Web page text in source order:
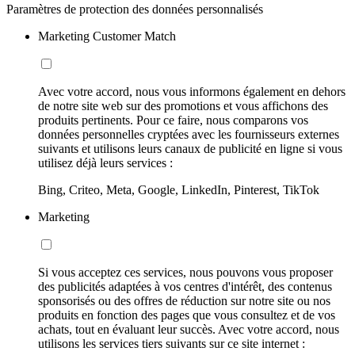
Paramètres de protection des données personnalisés
Marketing Customer Match
Avec votre accord, nous vous informons également en dehors
de notre site web sur des promotions et vous affichons des
produits pertinents. Pour ce faire, nous comparons vos
données personnelles cryptées avec les fournisseurs externes
suivants et utilisons leurs canaux de publicité en ligne si vous
utilisez déjà leurs services :
Bing, Criteo, Meta, Google, LinkedIn, Pinterest, TikTok
Marketing
Si vous acceptez ces services, nous pouvons vous proposer
des publicités adaptées à vos centres d'intérêt, des contenus
sponsorisés ou des offres de réduction sur notre site ou nos
produits en fonction des pages que vous consultez et de vos
achats, tout en évaluant leur succès. Avec votre accord, nous
utilisons les services tiers suivants sur ce site internet :